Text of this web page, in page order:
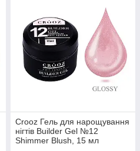
Crooz Гель для нарощування
нігтів Builder Gel №12
Shimmer Blush, 15 мл